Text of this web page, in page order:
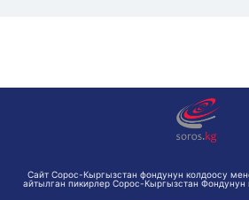
Сайт Сорос-Кыргызстан фондунун колдоосу
айтылган пикирлер Сорос-Кыргызстан Фондунун